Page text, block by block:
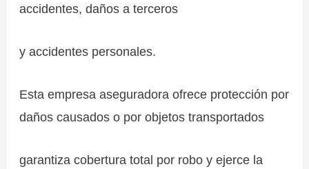
accidentes, daños a terceros
y accidentes personales.
Esta empresa aseguradora ofrece protección por
daños causados o por objetos transportados
garantiza cobertura total por robo y ejerce la